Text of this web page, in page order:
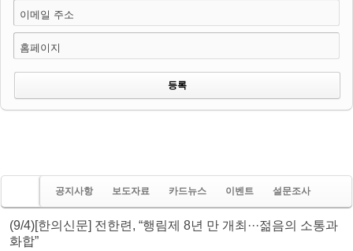
이메일 주소
홈페이지
공지사항 보도자료 카드뉴스 이벤트 설문조사
(9/4)[한의신문] 전한련, “행림제 8년 만 개최···젊음의 소통과
화합”